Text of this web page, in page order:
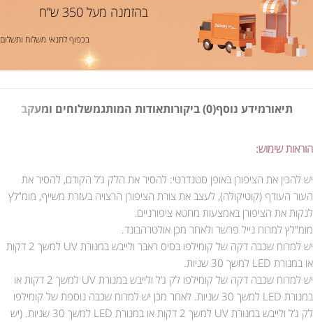
בהזמנה מעל 350 ש”ח
בכפוף לתנאי משלוח ותשלום
תיאורמידע נוסף(0) ביקורות אודות המותגמשלוחים ומעקב
הוראות שימוש:
יש להכין את הציפורן באופן סטנדרטי: להסיר את הלק ג’ל הקודם, להסיר את
העור העודף (קוטיקולה), לעצב את צורת הציפורן הרצויה בעזרת משייף, מומ”לץ
לנקות את הציפורן באמצעות מחטא ציפורניים.
מומ”לץ למרוח נייל פרשר ולאחר מכן אולטרהבונד.
יש למרוח שכבה דקה של קומילפו בסיס ראבר ולייבש במנורת UV למשך 2 דקות
או במנורת LED למשך 30 שניות.
יש למרוח שכבה דקה של קומילפו לק ג’ל ולייבש במנורת UV למשך 2 דקות או
במנורת LED למשך 30 שניות. לאחר מכן יש למרוח שכבה נוספת של קומילפו
לק ג’ל ולייבש במנורת UV למשך 2 דקות או במנורת LED למשך 30 שניות. (יש